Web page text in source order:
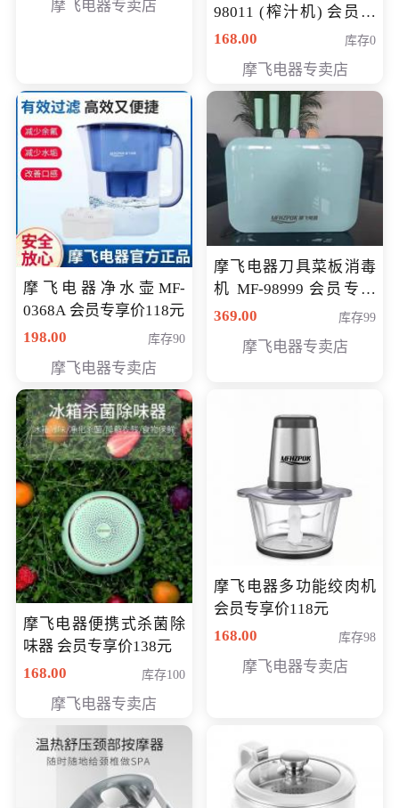
摩飞电器专卖店
98011 (榨汁机) 会员专
享价138元
168.00 库存0
摩飞电器专卖店
摩飞电器净水壶MF-
0368A 会员专享价118元
198.00
库存90
摩飞电器专卖店
摩飞电器刀具菜板消毒
机 MF-98999 会员专享
价286元
369.00 库存99
摩飞电器专卖店
摩飞电器便携式杀菌除
味器 会员专享价138元
168.00
库存100
摩飞电器专卖店
摩飞电器多功能绞肉机
会员专享价118元
168.00
库存98
摩飞电器专卖店